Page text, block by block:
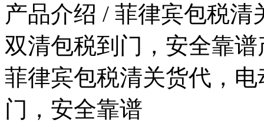
产品介绍 / 菲律宾包税清
双清包税到门，安全靠
菲律宾包税清关货代，
门，安全靠谱